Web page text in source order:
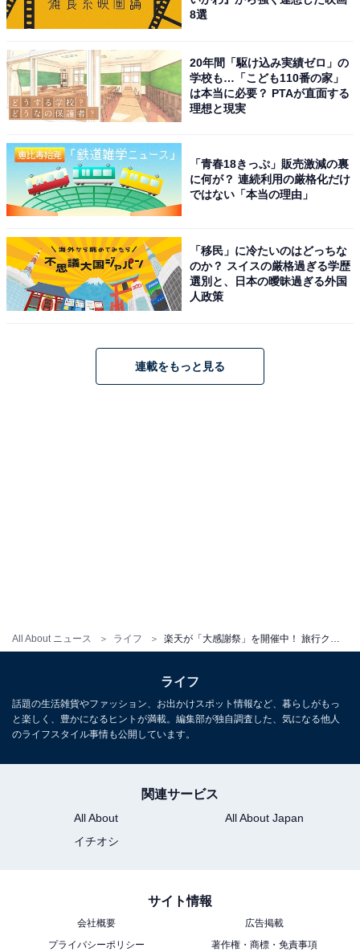
All About ニュース ライフ
【兵庫県洲本市】洲本温泉利用券洋 菓子詰合せ コ
ーヒー詰合せのセット
【兵庫県洲本市】ホテルニューアワジ 利用券
8選
20年間「駆け込み実績ゼロ」の
学校も…「こども110番の家」
は本当に必要？ PTAが直面する
理想と現実
「青春18きっぷ」販売激減の裏
に何が？ 連続利用の厳格化だけ
ではない「本当の理由」
「移民」に冷たいのはどっちな
のか？ スイスの厳格過ぎる学歴
選別と、日本の曖昧過ぎる外国
人政策
連載をもっと見る
ライフ
話題の生活雑貨やファッション、お出かけスポット情報など、暮らしがもっ
と楽しく、豊かになるヒントが満載。編集部が独自調査した、気になる他人
のライフスタイル事情も公開しています。
関連サービス
All About
All About Japan
イチオシ
サイト情報
会社概要
広告掲載
プライバシーポリシー
著作権・商標・免責事項